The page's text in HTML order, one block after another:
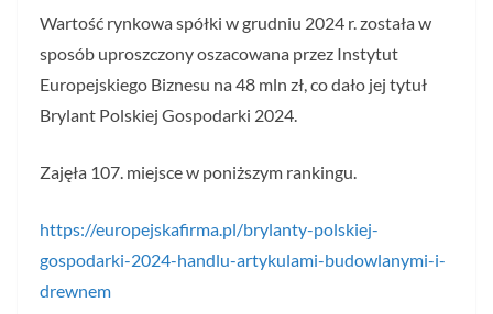
Wartość rynkowa spółki w grudniu 2024 r. została w
sposób uproszczony oszacowana przez Instytut
Europejskiego Biznesu na 48 mln zł, co dało jej tytuł
Brylant Polskiej Gospodarki 2024.
Zajęła 107. miejsce w poniższym rankingu.
https://europejskafirma.pl/brylanty-polskiej-
gospodarki-2024-handlu-artykulami-budowlanymi-i-
drewnem